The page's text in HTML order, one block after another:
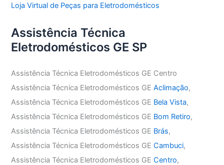
Loja Virtual de Peças para Eletrodomésticos
Assistência Técnica
Eletrodomésticos GE SP
Assistência Técnica Eletrodomésticos GE Centro
Assistência Técnica Eletrodomésticos GEAclimação,
Assistência Técnica Eletrodomésticos GE Bela Vista,
Assistência Técnica Eletrodomésticos GE Bom Retiro,
Assistência Técnica Eletrodomésticos GE Brás,
Assistência Técnica Eletrodomésticos GECambuci,
Assistência Técnica Eletrodomésticos GECentro,